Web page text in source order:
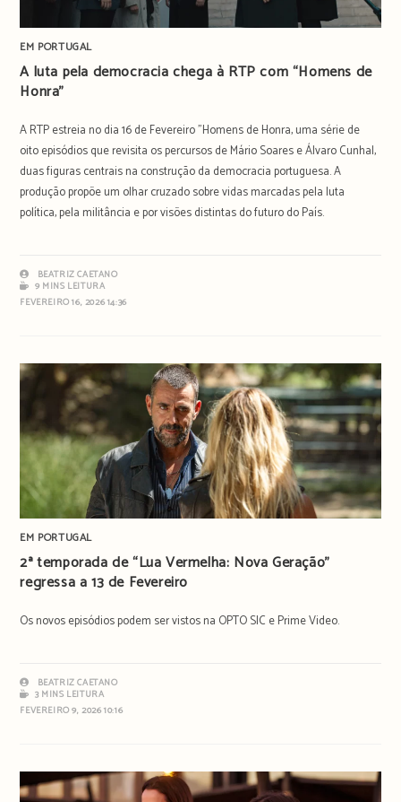
EM PORTUGAL
A luta pela democracia chega à RTP com “Homens de
Honra”
A RTP estreia no dia 16 de Fevereiro "Homens de Honra, uma série de
oito episódios que revisita os percursos de Mário Soares e Álvaro Cunhal,
duas figuras centrais na construção da democracia portuguesa. A
produção propõe um olhar cruzado sobre vidas marcadas pela luta
política, pela militância e por visões distintas do futuro do País.
BEATRIZ CAETANO
9 MINS LEITURA
FEVEREIRO 16, 2026 14:36
EM PORTUGAL
2ª temporada de “Lua Vermelha: Nova Geração”
regressa a 13 de Fevereiro
Os novos episódios podem ser vistos na OPTO SIC e Prime Video.
BEATRIZ CAETANO
3 MINS LEITURA
FEVEREIRO 9, 2026 10:16